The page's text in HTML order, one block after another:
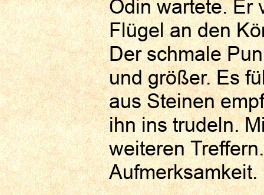
Odin wartete. Er
Flügel an den
Der schmale
und größer. Es
aus Steinen
ihn ins trudeln.
weiteren
Aufmerksamkeit.